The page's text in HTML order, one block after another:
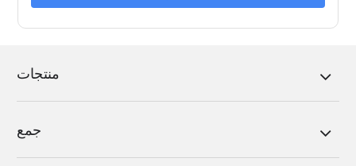
منتجات
جمع